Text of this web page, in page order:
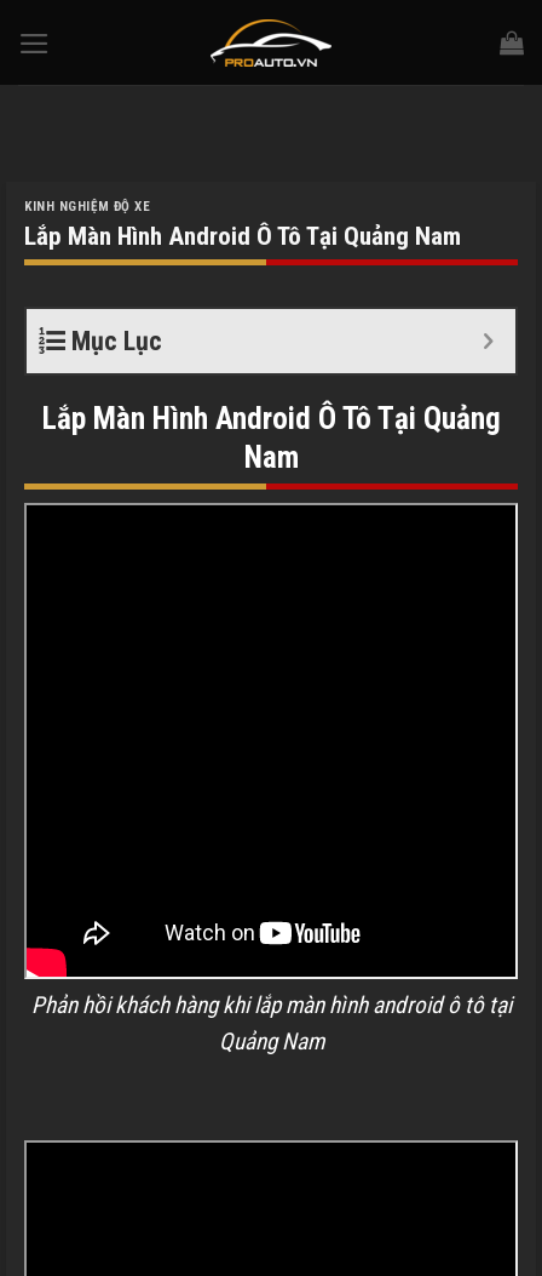
KINH NGHIỆM ĐỘ XE
Lắp Màn Hình Android Ô Tô Tại Quảng Nam
Mục Lục
Lắp Màn Hình Android Ô Tô Tại Quảng
Nam
Phản hồi khách hàng khi lắp màn hình android ô tô tại
Quảng Nam